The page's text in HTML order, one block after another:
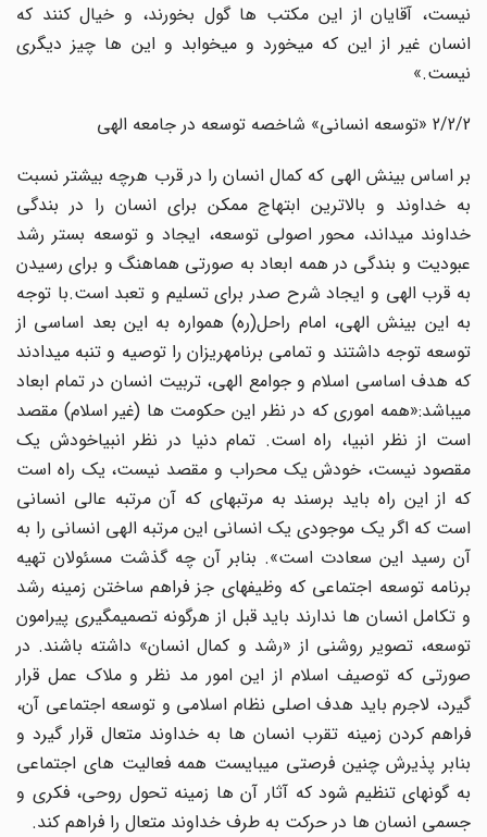
نیست، آقایان از این مکتب ها گول بخورند، و خیال کنند که
انسان غیر از این که میخورد و میخوابد و این ها چیز دیگری
نیست.»
2/2/2 «توسعه انسانی» شاخصه توسعه در جامعه الهی
بر اساس بینش الهی که کمال انسان را در قرب هرچه بیشتر نسبت
به خداوند و بالاترین ابتهاج ممکن برای انسان را در بندگی
خداوند میداند، محور اصولی توسعه، ایجاد و توسعه بستر رشد
عبودیت و بندگی در همه ابعاد به صورتی هماهنگ و برای رسیدن
به قرب الهی و ایجاد شرح صدر برای تسلیم و تعبد است.با توجه
به این بینش الهی، امام راحل(ره) همواره به این بعد اساسی از
توسعه توجه داشتند و تمامی برنامهریزان را توصیه و تنبه میدادند
که هدف اساسی اسلام و جوامع الهی، تربیت انسان در تمام ابعاد
میباشد:«همه اموری که در نظر این حکومت ها (غیر اسلام) مقصد
است از نظر انبیا، راه است. تمام دنیا در نظر انبیاخودش یک
مقصود نیست، خودش یک محراب و مقصد نیست، یک راه است
که از این راه باید برسند به مرتبهای که آن مرتبه عالی انسانی
است که اگر یک موجودی یک انسانی این مرتبه الهی انسانی را به
آن رسید این سعادت است». بنابر آن چه گذشت مسئولان تهیه
برنامه توسعه اجتماعی که وظیفهای جز فراهم ساختن زمینه رشد
و تکامل انسان ها ندارند باید قبل از هرگونه تصمیمگیری پیرامون
توسعه، تصویر روشنی از «رشد و کمال انسان» داشته باشند. در
صورتی که توصیف اسلام از این امور مد نظر و ملاک عمل قرار
گیرد، لاجرم باید هدف اصلی نظام اسلامی و توسعه اجتماعی آن،
فراهم کردن زمینه تقرب انسان ها به خداوند متعال قرار گیرد و
بنابر پذیرش چنین فرصتی میبایست همه فعالیت های اجتماعی
به گونهای تنظیم شود که آثار آن ها زمینه تحول روحی، فکری و
جسمی انسان ها در حرکت به طرف خداوند متعال را فراهم کند.